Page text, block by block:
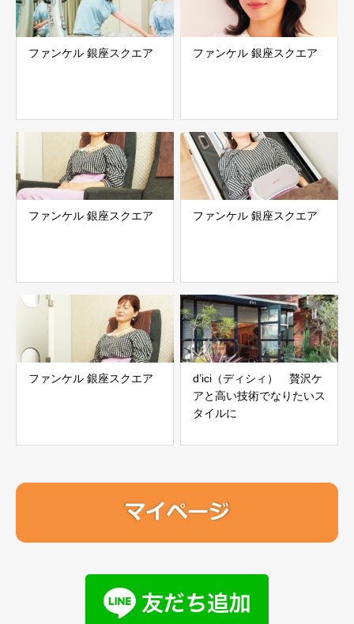
ファンケル 銀座スクエア ファンケル 銀座スクエア
ファンケル 銀座スクエア ファンケル 銀座スクエア
ファンケル 銀座スクエア
d’ici（ディシィ） 贅沢ケ
アと高い技術でなりたいス
タイルに